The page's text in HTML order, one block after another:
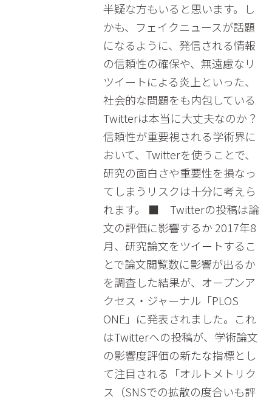
半疑な方もいると思います。し
かも、フェイクニュースが話題
になるように、発信される情報
の信頼性の確保や、無遠慮なリ
ツイートによる炎上といった、
社会的な問題をも内包している
Twitterは本当に大丈夫なのか？
信頼性が重要視される学術界に
おいて、Twitterを使うことで、
研究の面白さや重要性を損なっ
てしまうリスクは十分に考えら
れます。 ■ Twitterの投稿は論
文の評価に影響するか 2017年8
月、研究論文をツイートするこ
とで論文閲覧数に影響が出るか
を調査した結果が、オープンア
クセス・ジャーナル「PLOS
ONE」に発表されました。これ
はTwitterへの投稿が、学術論文
の影響度評価の新たな指標とし
て注目される「オルトメトリク
ス（SNSでの拡散の度合いも評